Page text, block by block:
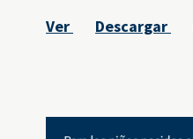
Ver
Descargar